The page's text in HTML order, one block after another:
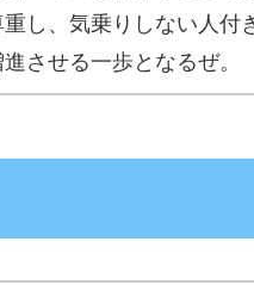
し、気乗りしない人付
させる一歩となるぜ。